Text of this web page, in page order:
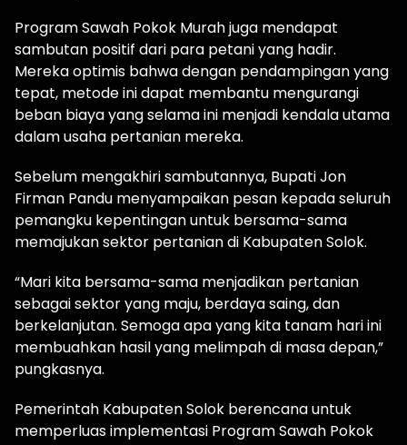
Program Sawah Pokok Murah juga mendapat
sambutan positif dari para petani yang hadir.
Mereka optimis bahwa dengan pendampingan yang
tepat, metode ini dapat membantu mengurangi
beban biaya yang selama ini menjadi kendala utama
dalam usaha pertanian mereka.
Sebelum mengakhiri sambutannya, Bupati Jon
Firman Pandu menyampaikan pesan kepada seluruh
pemangku kepentingan untuk bersama-sama
memajukan sektor pertanian di Kabupaten Solok.
“Mari kita bersama-sama menjadikan pertanian
sebagai sektor yang maju, berdaya saing, dan
berkelanjutan. Semoga apa yang kita tanam hari ini
membuahkan hasil yang melimpah di masa depan,”
pungkasnya.
Pemerintah Kabupaten Solok berencana untuk
memperluas implementasi Program Sawah Pokok